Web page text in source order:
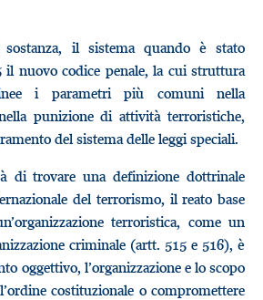
il sistema quando è stato
il nuovo codice penale, la cui struttura
i parametri più comuni nella
punizione di attività terroristiche,
del sistema delle leggi speciali.
di trovare una definizione dottrinale
del terrorismo, il reato base
terroristica, come un
criminale (artt. 515 e 516), è
oggettivo, l’organizzazione e lo scopo
costituzionale o compromettere